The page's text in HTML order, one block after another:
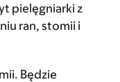
pielęgniarki z
ran, stomii i
Będzie